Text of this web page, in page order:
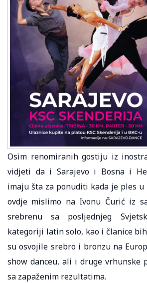
Osim renomiranih gostiju iz
vidjeti da i Sarajevo i Bosna i
imaju šta za ponuditi kada je ples
ovdje mislimo na Ivonu Čurić iz
srebrenu sa posljednjeg
kategoriji latin solo, kao i članice
su osvojile srebro i bronzu na
show danceu, ali i druge vrhunske
sa zapaženim rezultatima.